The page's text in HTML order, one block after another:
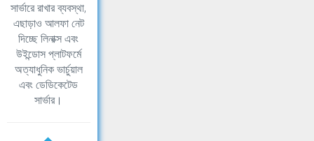
সার্ভারে রাখার ব্যবস্থা,
এছাড়াও আলফা নেট
দিচ্ছে লিনাক্স এবং
উইন্ডোস প্লাটফর্মে
অত্যাধুনিক ভার্চুয়াল
এবং ডেডিকেটেড
সার্ভার।